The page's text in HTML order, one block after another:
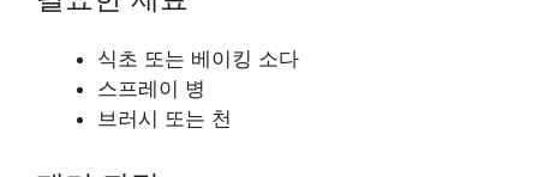
식초 또는 베이킹 소다
스프레이 병
브러시 또는 천